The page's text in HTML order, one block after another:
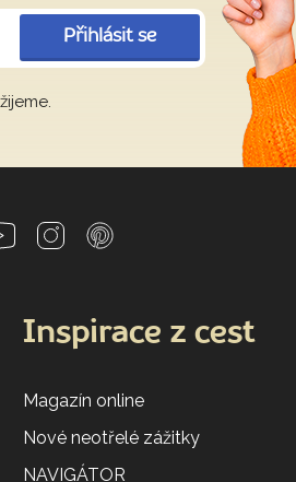
Přihlásit se
Inspirace z cest
Magazín online
Nové neotřelé zážitky
NAVIGÁTOR